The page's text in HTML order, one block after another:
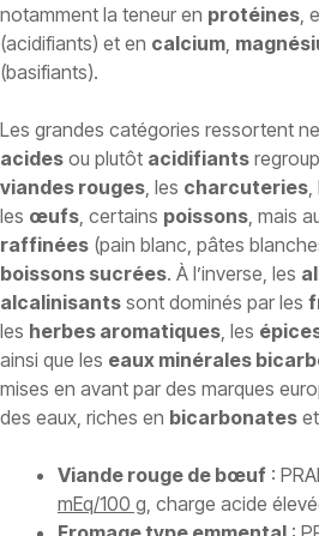
notamment la teneur en protéines ,
(acidifiants) et en calcium
(basifiants).
Les grandes catégories ressortent
acides ou plutôt acidifiants
viandes rouges , les charcuteries
les œufs , certains poissons , mais
raffinées (pain blanc, pâtes
boissons sucrées. À l’inverse, les
alcalinisants sont dominés par les
les herbes aromatiques , les
ainsi que les eaux minérales
mises en avant par des marques
des eaux, riches en bicarbonates
Viande rouge de bœuf :
mEq/100 g , charge acide